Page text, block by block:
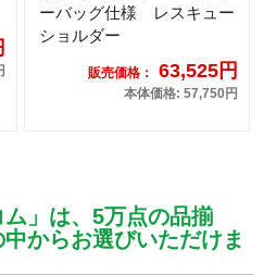
ーバッグ仕様 レスキュー
ショルダー
販売価格： 63,525円
本体価格: 57,750円
ム」は、5万点の品揃
からお選びいただけま